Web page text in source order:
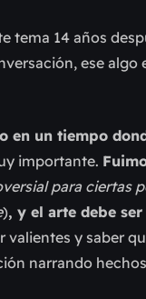
tema 14 años
ese
en un tiempo
importante.
para ciertas
), y el arte debe
y saber
narrando